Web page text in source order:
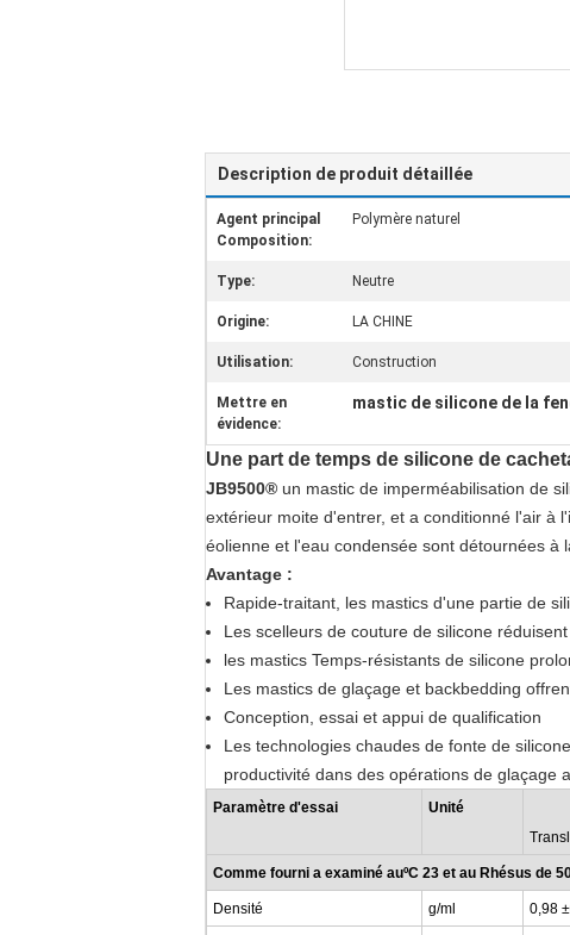
Description de produit détaillée
Agent principal
Composition:
Polymère naturel
Type: Neutre
Origine: LA CHINE
Utilisation: Construction
Mettre en
évidence:
mastic de silicone de la
Une part de temps de silicone de
JB9500® un mastic de imperméabilisation de
extérieur moite d'entrer, et a conditionné l'air à
éolienne et l'eau condensée sont détournées à
Avantage :
Rapide-traitant, les mastics d'une partie de
Les scelleurs de couture de silicone
les mastics Temps-résistants de silicone
Les mastics de glaçage et backbedding
Conception, essai et appui de qualification
Les technologies chaudes de fonte de
productivité dans des opérations de glaçage
Paramètre d'essai Unité
Comme fourni a examiné auºC 23 et au Rhésus de
Densité g/ml 0,98